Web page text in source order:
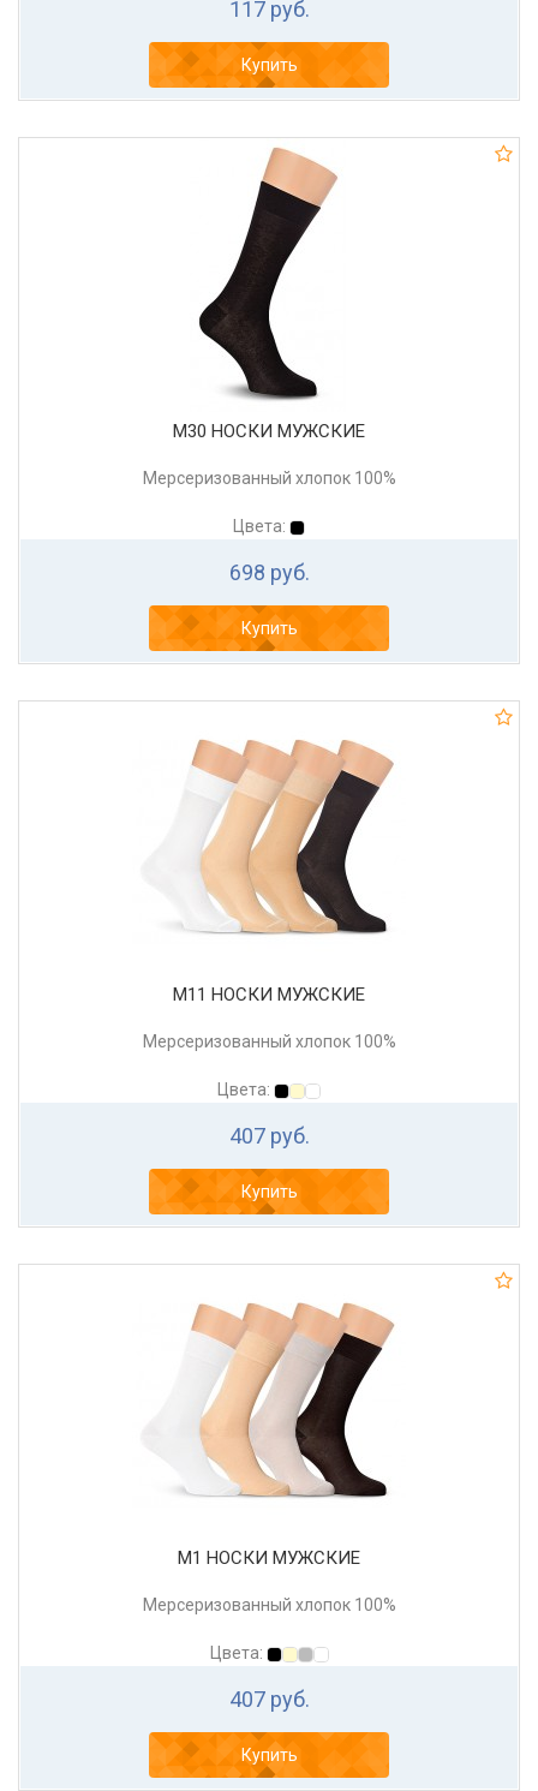
117 руб.
Купить
М30 НОСКИ МУЖСКИЕ
Мерсеризованный хлопок 100%
Цвета:
698 руб.
Купить
М11 НОСКИ МУЖСКИЕ
Мерсеризованный хлопок 100%
Цвета:
407 руб.
Купить
М1 НОСКИ МУЖСКИЕ
Мерсеризованный хлопок 100%
Цвета:
407 руб.
Купить